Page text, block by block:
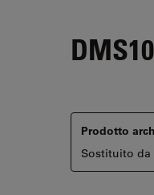
Prodotto
Sostituito da